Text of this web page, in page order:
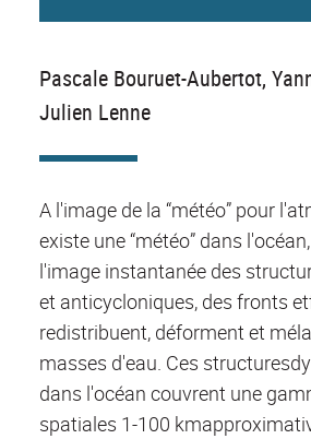
Pascale Bouruet-Aubertot,
Julien Lenne
A l'image de la “météo” pour
existe une “météo” dans
l'image instantanée des
et anticycloniques, des fronts
redistribuent, déforment et
masses d'eau. Ces
dans l'océan couvrent une
spatiales 1-100